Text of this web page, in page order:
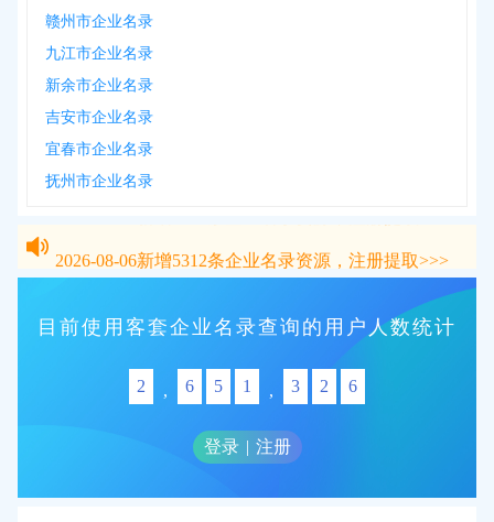
赣州市企业名录
九江市企业名录
新余市企业名录
吉安市企业名录
宜春市企业名录
抚州市企业名录
新增 条企业名录资源，注册提取>>>
目前使用客套企业名录查询的用户人数统计
2 , 6 5 1 , 3 2 6
登录 | 注册